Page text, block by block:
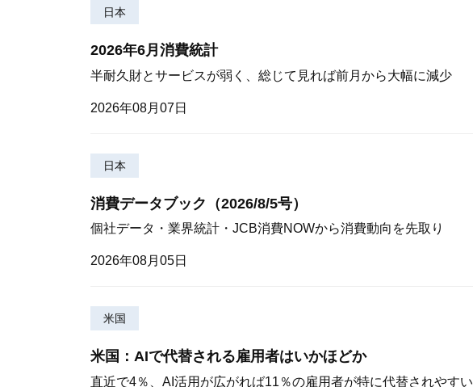
日本
2026年6月消費統計
半耐久財とサービスが弱く、総じて見れば前月から大幅に減少
2026年08月07日
日本
消費データブック（2026/8/5号）
個社データ・業界統計・JCB消費NOWから消費動向を先取り
2026年08月05日
米国
米国：AIで代替される雇用者はいかほどか
直近で4％、AI活用が広がれば11％の雇用者が特に代替されやすい